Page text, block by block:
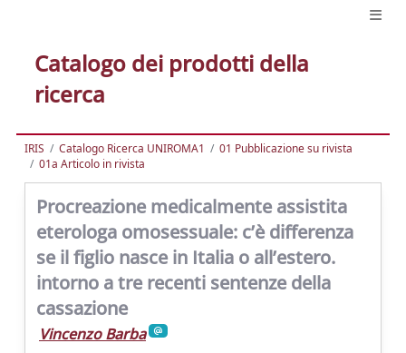
Catalogo dei prodotti della
ricerca
IRIS Catalogo Ricerca UNIROMA1
01 Pubblicazione su rivista
01a Articolo in rivista
Procreazione medicalmente assistita
eterologa omosessuale: c’è differenza
se il figlio nasce in Italia o all’estero.
intorno a tre recenti sentenze della
cassazione
Vincenzo Barba